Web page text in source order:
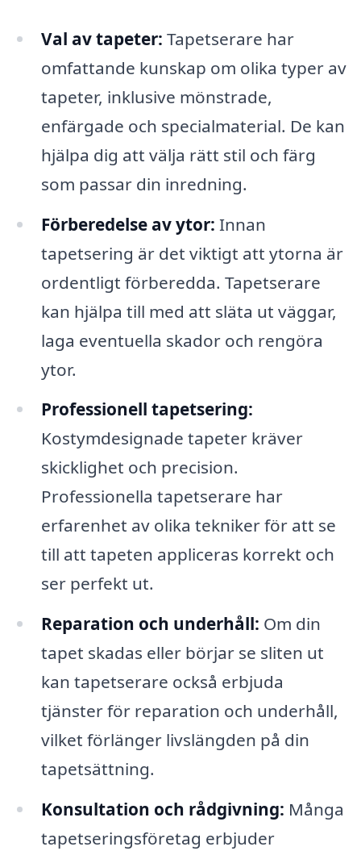
Val av tapeter: Tapetserare har
omfattande kunskap om olika typer av
tapeter, inklusive mönstrade,
enfärgade och specialmaterial. De kan
hjälpa dig att välja rätt stil och färg
som passar din inredning.
Förberedelse av ytor: Innan
tapetsering är det viktigt att ytorna är
ordentligt förberedda. Tapetserare
kan hjälpa till med att släta ut väggar,
laga eventuella skador och rengöra
ytor.
Professionell tapetsering:
Kostymdesignade tapeter kräver
skicklighet och precision.
Professionella tapetserare har
erfarenhet av olika tekniker för att se
till att tapeten appliceras korrekt och
ser perfekt ut.
Reparation och underhåll: Om din
tapet skadas eller börjar se sliten ut
kan tapetserare också erbjuda
tjänster för reparation och underhåll,
vilket förlänger livslängden på din
tapetsättning.
Konsultation och rådgivning: Många
tapetseringsföretag erbjuder